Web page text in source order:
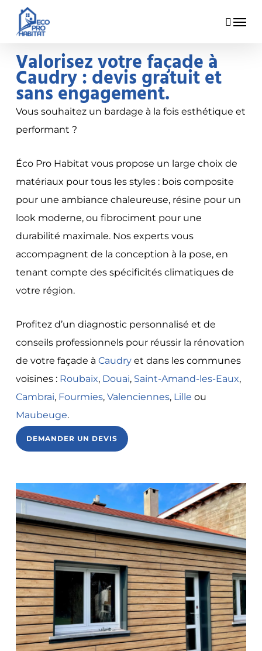
content
Menu
Valorisez votre façade à
Caudry : devis gratuit et
sans engagement.
Vous souhaitez un bardage à la fois esthétique et
performant ?
Éco Pro Habitat vous propose un large choix de
matériaux pour tous les styles : bois composite
pour une ambiance chaleureuse, résine pour un
look moderne, ou fibrociment pour une
durabilité maximale. Nos experts vous
accompagnent de la conception à la pose, en
tenant compte des spécificités climatiques de
votre région.
Profitez d’un diagnostic personnalisé et de
conseils professionnels pour réussir la rénovation
de votre façade à Caudryet dans les communes
voisines : Roubaix, Douai, Saint-Amand-les-Eaux,
Cambrai, Fourmies, Valenciennes, Lille ou
Maubeuge.
DEMANDER UN DEVIS